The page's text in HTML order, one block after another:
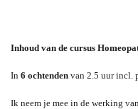
Inhoud van de cursus
In 6 ochtenden van 2.5 uur incl.
Ik neem je mee in de werking